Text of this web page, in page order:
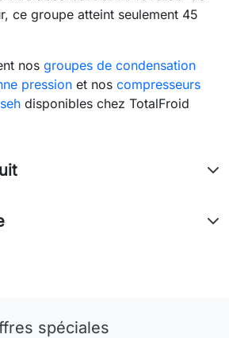
ce groupe atteint seulement 45
nos groupes de condensation
pression et nos compresseurs
disponibles chez TotalFroid
spéciales